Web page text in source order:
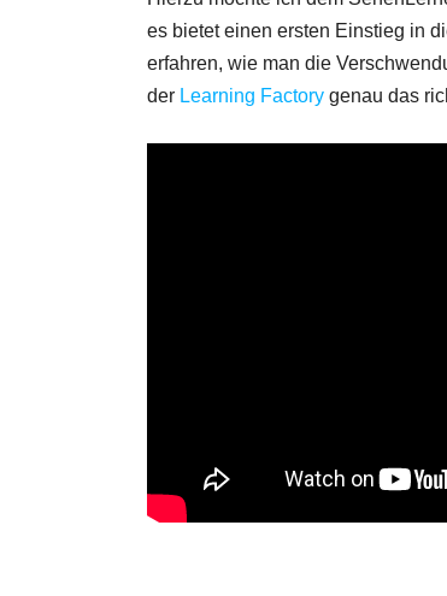
es bietet einen ersten Einstieg in
erfahren, wie man die
der Learning Factory genau das